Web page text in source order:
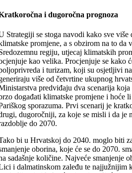
i dugoročna prognoza
Strategiji se stoga navodi kako sve
promjene, a s obzirom na to da
regiju, utjecaj klimatskih
kao velika. Procjenjuje se kako
i turizam, koji su osjetljivi
više od četvrtine ukupnog
predviđaju dva scenarija
događati klimatske promjene i hoće
sporazuma. Prvi scenarij je
dugoročniji, za koje se misli i da je
do 2070.
bi u Hrvatskoj do 2040. moglo biti
oborina, koje će se do 2070.
sadašnje količine. Najveće smanjenje
i dalmatinskom zaleđu te najjužnijim